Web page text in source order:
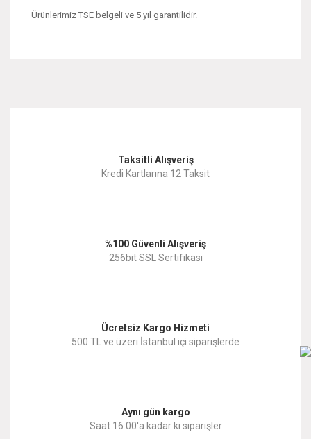
Ürünlerimiz TSE belgeli ve 5 yıl garantilidir.
Ürün resmi kalitesiz, bozuk veya görüntülenemiyor.
Ürün fiyatı diğer sitelerden daha pahalı.
Taksitli Alışveriş
Kredi Kartlarına 12 Taksit
%100 Güvenli Alışveriş
256bit SSL Sertifikası
Ücretsiz Kargo Hizmeti
500 TL ve üzeri İstanbul içi siparişlerde
Aynı gün kargo
Saat 16:00'a kadar ki siparişler